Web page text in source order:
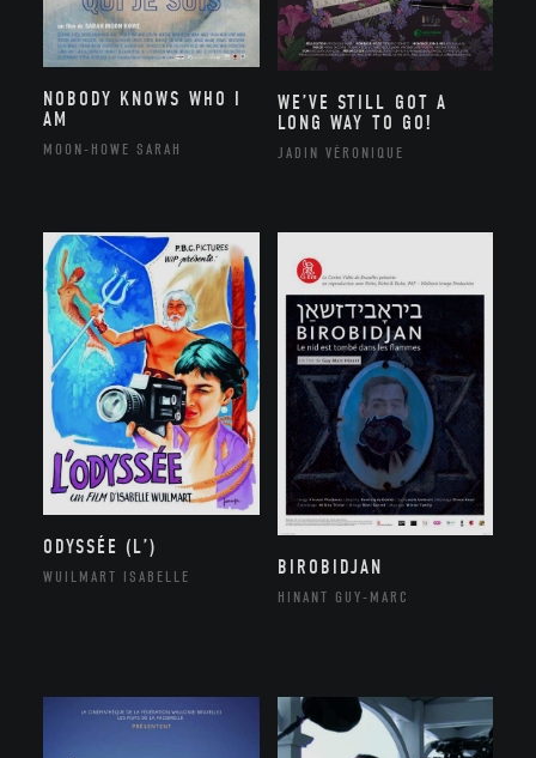
NOBODY KNOWS WHO I
AM
MOON-HOWE SARAH
WE’VE STILL GOT A
LONG WAY TO GO!
JADIN VÉRONIQUE
ODYSSÉE (L’)
WUILMART ISABELLE BIROBIDJAN
HINANT GUY-MARC